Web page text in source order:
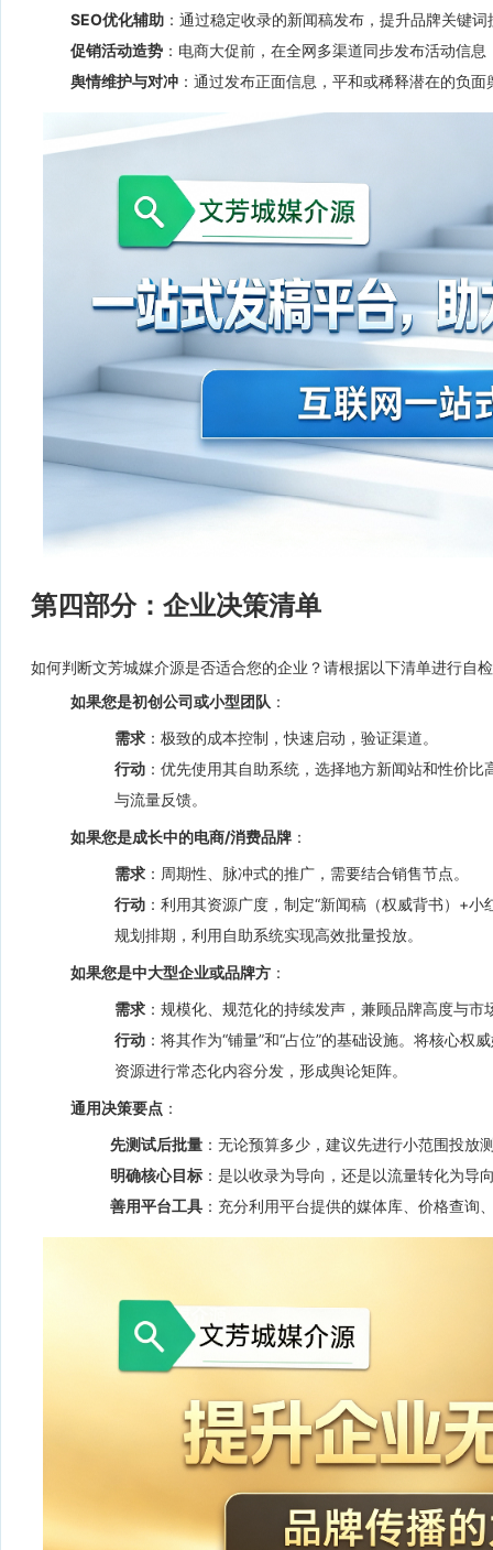
SEO优化辅助 ：通过稳定收录的新闻稿发布，提升品牌关键
促销活动造势 ：电商大促前，在全网多渠道同步发布活动信息
舆情维护与对冲 ：通过发布正面信息，平和或稀释潜在的负面
第四部分：企业决策清单
如何判断文芳城媒介源是否适合您的企业？请根据以下清单进行自
如果您是初创公司或小型团队 ：
需求 ：极致的成本控制，快速启动，验证渠道。
行动 ：优先使用其自助系统，选择地方新闻站和性价
与流量反馈。
如果您是成长中的电商/消费品牌 ：
需求 ：周期性、脉冲式的推广，需要结合销售节点。
行动 ：利用其资源广度，制定“新闻稿（权威背书）+
规划排期，利用自助系统实现高效批量投放。
如果您是中大型企业或品牌方 ：
需求 ：规模化、规范化的持续发声，兼顾品牌高度与市
行动 ：将其作为“铺量”和“占位”的基础设施。将核心
资源进行常态化内容分发，形成舆论矩阵。
通用决策要点 ：
先测试后批量 ：无论预算多少，建议先进行小范围投放
明确核心目标 ：是以收录为导向，还是以流量转化为导
善用平台工具 ：充分利用平台提供的媒体库、价格查询